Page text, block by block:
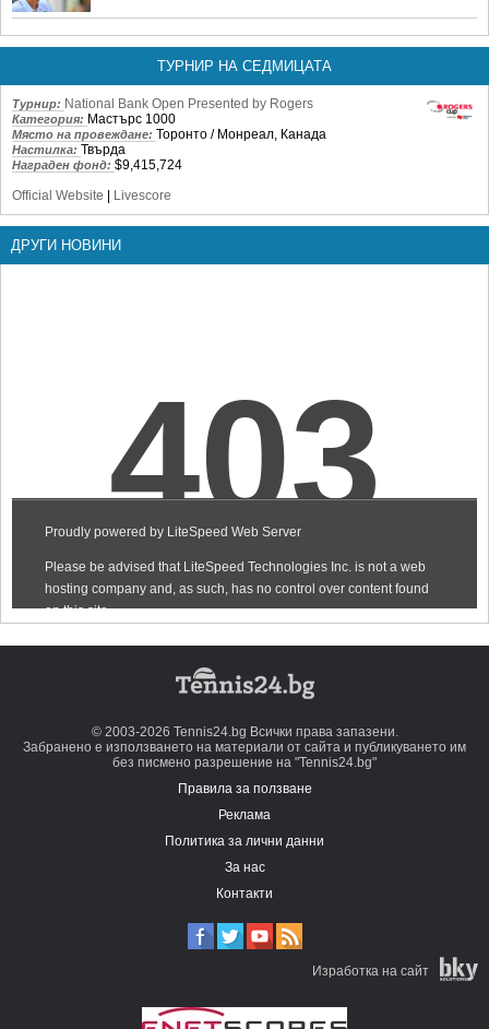
ТУРНИР НА СЕДМИЦАТА
Турнир: National Bank Open Presented by Rogers
Категория: Мастърс 1000
Място на провеждане: Торонто / Монреал, Канада
Настилка: Твърда
Награден фонд: $9,415,724
Official Website
Livescore
ДРУГИ НОВИНИ
© 2003-2026 Tennis24.bg Всички права запазени.
Забранено е използването на материали от сайта и публикуването им
без писмено разрешение на "Tennis24.bg"
Правила за ползване
Реклама
Политика за лични данни
За нас
Контакти
Изработка на сайт